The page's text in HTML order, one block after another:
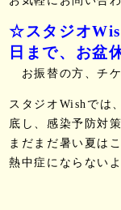
☆スタジオ
日まで、お盆
お振替の方、チ
スタジオWishでは
底し、感染予防対
まだまだ暑い夏は
熱中症にならない